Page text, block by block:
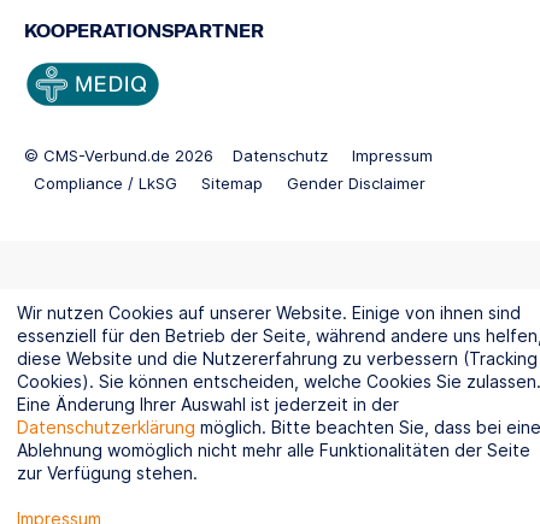
KOOPERATIONSPARTNER
© CMS-Verbund.de 2026 Datenschutz
Impressum
Compliance / LkSG
Sitemap Gender Disclaimer
Wir nutzen Cookies auf unserer Website. Einige von ihnen sind
essenziell für den Betrieb der Seite, während andere uns
diese Website und die Nutzererfahrung zu verbessern (Tracking
Cookies). Sie können entscheiden, welche Cookies Sie zulassen.
Eine Änderung Ihrer Auswahl ist jederzeit in der
Datenschutzerklärung möglich. Bitte beachten Sie, dass bei
Ablehnung womöglich nicht mehr alle Funktionalitäten der Seite
zur Verfügung stehen.
Impressum